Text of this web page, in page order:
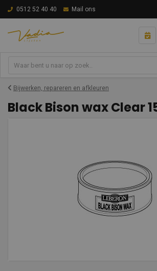
0512 52 40 40 Mail ons
Bijwerken, repareren en afkleuren
Black Bison wax Clear